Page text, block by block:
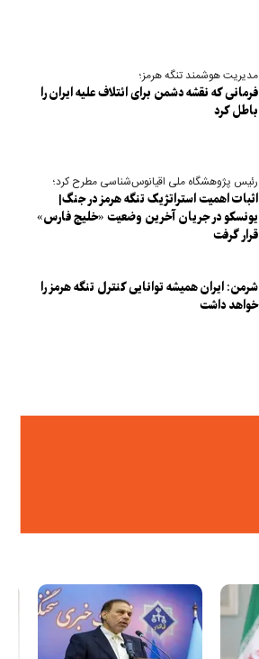
مدیریت هوشمند تنگه هرمز؛
فرمانی که نقشه دشمن برای ائتلاف علیه ایران را
باطل کرد
رئیس پژوهشگاه ملی اقیانوس‌شناسی مطرح کرد؛
اثبات اهمیت استراتژیک تنگه هرمز در جنگ‌|
یونسکو در جریان آخرین وضعیت «خلیج فارس»
قرار گرفت
شرمن: ایران همیشه توانایی کنترل تنگه هرمز را
خواهد داشت